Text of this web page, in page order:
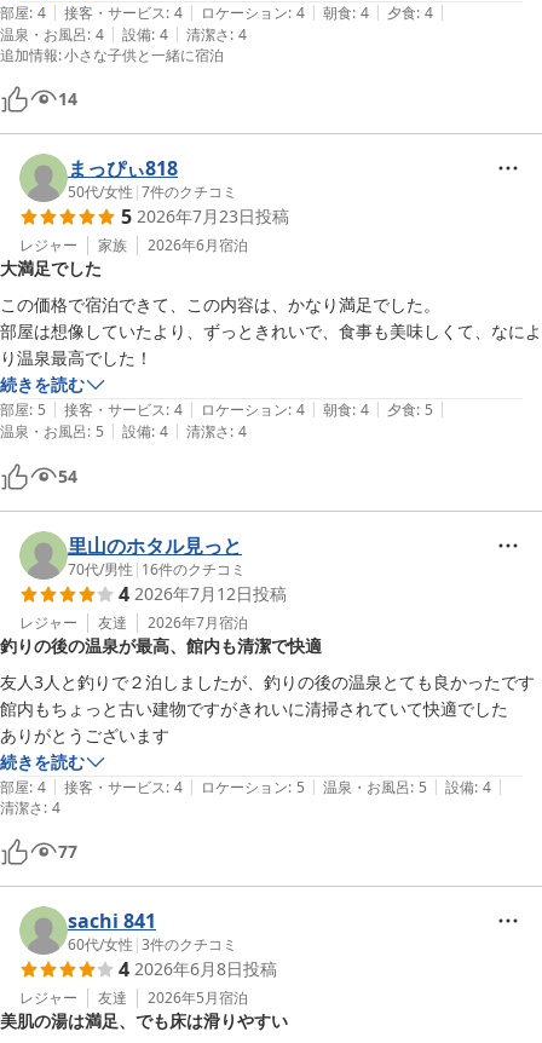
部屋: 4 | 接客・サービス: 4 | ロケーション: 4 | 朝食: 4 | 夕食: 4 |
温泉・お風呂: 4 | 設備: 4 | 清潔さ: 4
追加情報:小さな子供と一緒に宿泊
14
まっぴぃ818
50代/女性 |7件のクチコミ
5 2026年7月23日投稿
レジャー 家族 2026年6月宿泊
大満足でした
この価格で宿泊できて、この内容は、かなり満足でした。
部屋は想像していたより、ずっときれいで、食事も美味しくて、なによ
り温泉最高でした！
続きを読む
部屋: 5 | 接客・サービス: 4 | ロケーション: 4 | 朝食: 4 | 夕食: 5 |
温泉・お風呂: 5 | 設備: 4 | 清潔さ: 4
54
里山のホタル見っと
70代/男性 | 16件のクチコミ
4 2026年7月12日投稿
レジャー 友達 2026年7月宿泊
釣りの後の温泉が最高、館内も清潔で快適
友人3人と釣りで２泊しましたが、釣りの後の温泉とても良かったです
館内もちょっと古い建物ですがきれいに清掃されていて快適でした
ありがとうございます
続きを読む
部屋: 4 | 接客・サービス: 4 | ロケーション: 5 | 温泉・お風呂: 5 | 設備: 4 |
清潔さ: 4
77
sachi 841
60代/女性 |3件のクチコミ
4 2026年6月8日投稿
レジャー 友達 2026年5月宿泊
美肌の湯は満足、でも床は滑りやすい